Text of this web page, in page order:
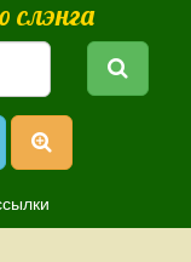
слэнга